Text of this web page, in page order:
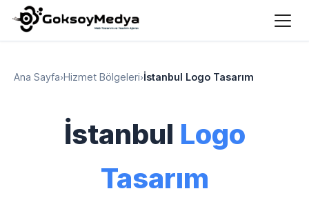
Ana Sayfa›Hizmet Bölgeleri›İstanbul Logo Tasarım
İstanbul Logo
Tasarım